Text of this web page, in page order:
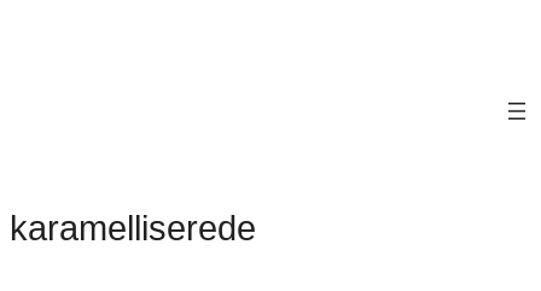
karamelliserede